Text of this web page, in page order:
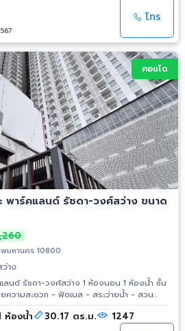
รงพยาบาลนนทเวช : 1.4 กม. - โรงพยาบาล
บาลวิภาวดี : 3.4 กม. - มหาวิทยาลัยธุรกิจ
กษตรศาสตร์ : 3.4 กม. - กระทรวง
โทร
คอนโด
ร์คแลนด์ รัชดา-วงศ์สว่าง ขนาด
มหานคร 10800
าง
ลนด์ รัชดา-วงศ์สว่าง 1 ห้องนอน 1 ห้องน้ำ ชั้น
รปภ) - ซาวน่า สถานที่ใกล้เคียง -
ธิน รพ.เกษมราษฎร์ - ม.เทคโนโลยี
ห้องน้ำ 30.17 ตร.ม. 1247